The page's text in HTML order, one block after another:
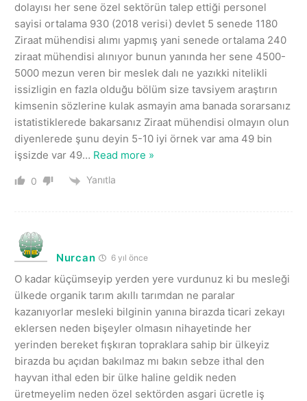
dolayısı her sene özel sektörün talep ettiği personel
sayisi ortalama 930 (2018 verisi) devlet 5 senede 1180
Ziraat mühendisi alımı yapmış yani senede ortalama 240
ziraat mühendisi alınıyor bunun yanında her sene 4500-
5000 mezun veren bir meslek dalı ne yazıkki nitelikli
issizligin en fazla olduğu bölüm size tavsiyem araştırın
kimsenin sözlerine kulak asmayin ama banada sorarsanız
istatistiklerede bakarsanız Ziraat mühendisi olmayın olun
diyenlerede şunu deyin 5-10 iyi örnek var ama 49 bin
işsizde var 49… Read more »
0 Yanıtla
Nurcan 6 yıl önce
O kadar küçümseyip yerden yere vurdunuz ki bu mesleği
ülkede organik tarım akıllı tarımdan ne paralar
kazanıyorlar mesleki bilginin yanına birazda ticari zekayı
eklersen neden bişeyler olmasın nihayetinde her
yerinden bereket fışkıran topraklara sahip bir ülkeyiz
birazda bu açıdan bakılmaz mı bakın sebze ithal den
hayvan ithal eden bir ülke haline geldik neden
üretmeyelim neden özel sektörden asgari ücretle iş